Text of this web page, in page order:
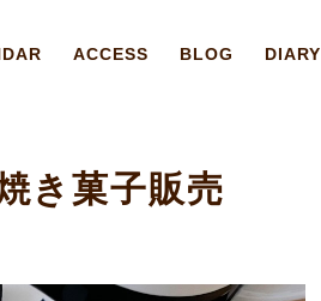
ACCESS BLOG DIARY
き菓子販売